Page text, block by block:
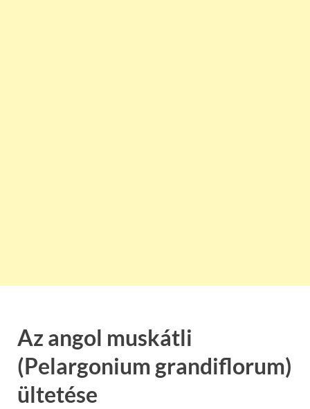
Az angol muskátli
(Pelargonium grandiflorum)
ültetése